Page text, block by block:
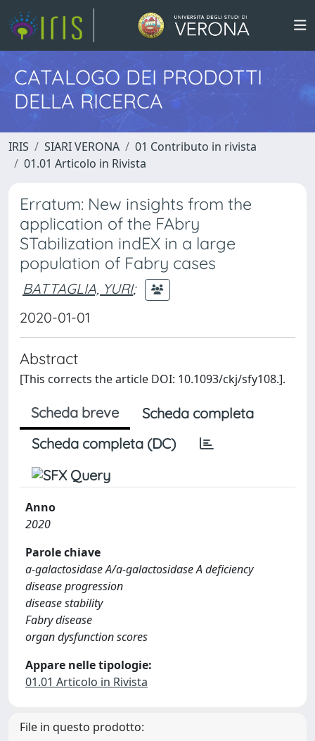
CATALOGO DEI PRODOTTI
DELLA RICERCA
IRIS SIARI VERONA
01 Contributo in rivista
01.01 Articolo in Rivista
Erratum: New insights from the
application of the FAbry
STabilization indEX in a large
population of Fabry cases
BATTAGLIA, YURI;
2020-01-01
Abstract
[This corrects the article DOI: 10.1093/ckj/sfy108.].
Scheda breve
Scheda completa
Scheda completa (DC)
Anno
2020
Parole chiave
a-galactosidase A/a-galactosidase A deficiency
disease progression
disease stability
Fabry disease
organ dysfunction scores
Appare nelle tipologie:
01.01 Articolo in Rivista
File in questo prodotto: